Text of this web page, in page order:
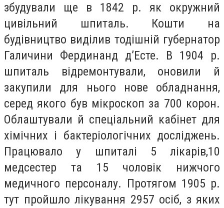
збудували ще в 1842 р. як окружний
цивільний шпиталь. Кошти на
будівництво виділив тодішній губернатор
Галичини Фердинанд д’Есте. В 1904 р.
шпиталь відремонтували, оновили й
закупили для нього нове обладнання,
серед якого був мікроскоп за 700 корон.
Облаштували й спеціальний кабінет для
хімічних і бактеріологічних досліджень.
Працювало у шпиталі 5 лікарів,10
медсестер та 15 чоловік нижчого
медичного персоналу. Протягом 1905 р.
тут пройшло лікування 2957 осіб, з яких